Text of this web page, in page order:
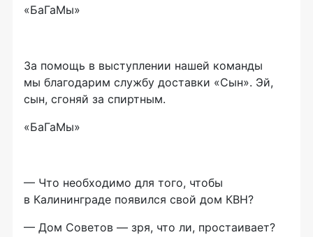
«БаГаМы»
За помощь в выступлении нашей команды
мы благодарим службу доставки «Сын». Эй,
сын, сгоняй за спиртным.
«БаГаМы»
— Что необходимо для того, чтобы
в Калининграде появился свой дом КВН?
— Дом Советов — зря, что ли, простаивает?